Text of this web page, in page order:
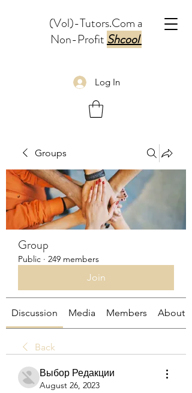
(Vol)-Tutors.Com a
Non-ProfitShcool
Log In
Groups
Group
Public · 249 members
Join
Discussion Media Members About
Back
Выбор Редакции
August 26, 2023